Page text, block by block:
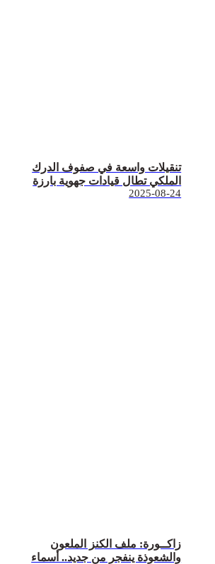
تنقيلات واسعة في صفوف الدرك
الملكي تطال قيادات جهوية بارزة
2025-08-24
زاكــورة: ملف الكنز الملعون
والشعوذة ينفجر من جديد.. أسماء